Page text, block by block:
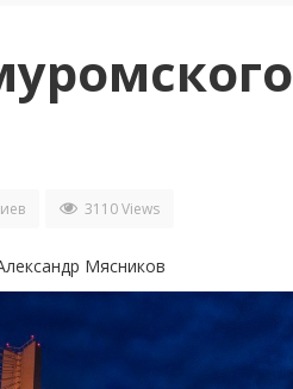
3110 Views
Мясников